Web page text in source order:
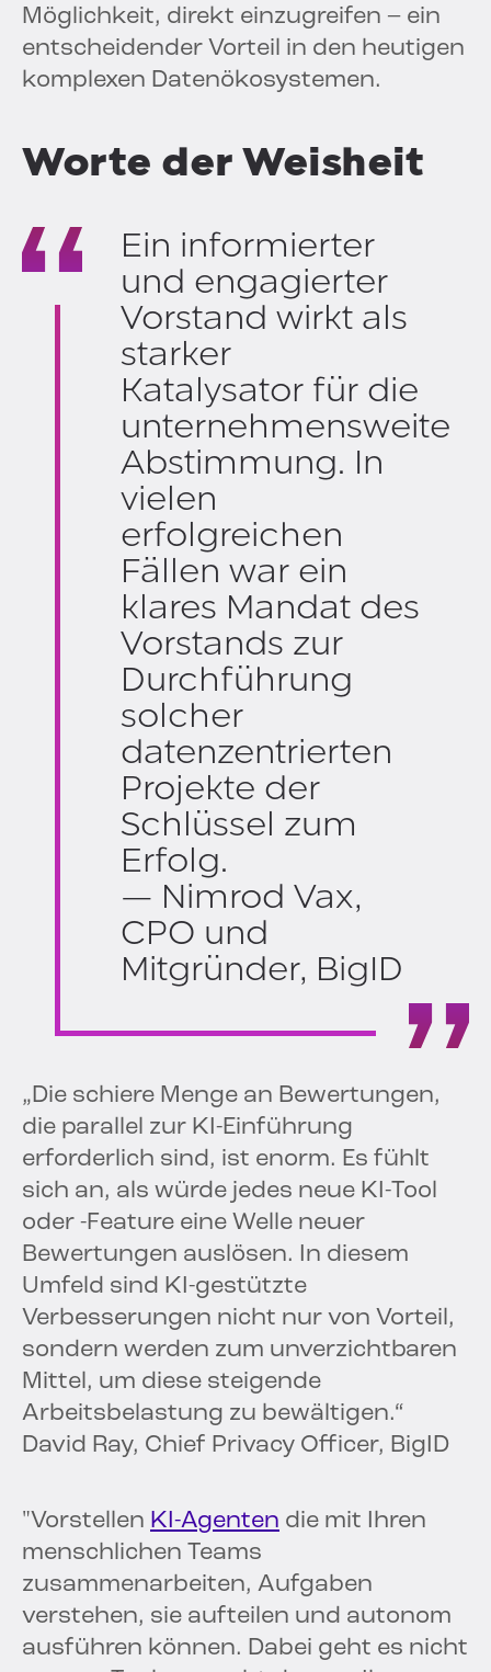
Möglichkeit, direkt einzugreifen – ein
entscheidender Vorteil in den heutigen
komplexen Datenökosystemen.
Worte der Weisheit
Ein informierter
und engagierter
Vorstand wirkt als
starker
Katalysator für die
unternehmensweite
Abstimmung. In
vielen
erfolgreichen
Fällen war ein
klares Mandat des
Vorstands zur
Durchführung
solcher
datenzentrierten
Projekte der
Schlüssel zum
Erfolg.
— Nimrod Vax,
CPO und
Mitgründer, BigID
„Die schiere Menge an Bewertungen,
die parallel zur KI-Einführung
erforderlich sind, ist enorm. Es fühlt
sich an, als würde jedes neue KI-Tool
oder -Feature eine Welle neuer
Bewertungen auslösen. In diesem
Umfeld sind KI-gestützte
Verbesserungen nicht nur von Vorteil,
sondern werden zum unverzichtbaren
Mittel, um diese steigende
Arbeitsbelastung zu bewältigen.“
David Ray, Chief Privacy Officer, BigID
"Vorstellen KI-Agenten die mit Ihren
menschlichen Teams
zusammenarbeiten, Aufgaben
verstehen, sie aufteilen und autonom
ausführen können. Dabei geht es nicht